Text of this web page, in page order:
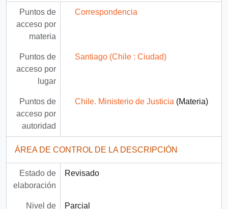
Puntos de
acceso por
materia
Correspondencia
Puntos de
acceso por
lugar
Santiago (Chile : Ciudad)
Puntos de
acceso por
autoridad
Chile. Ministerio de Justicia (Materia)
ÁREA DE CONTROL DE LA DESCRIPCIÓN
Estado de
elaboración
Revisado
Nivel de
Parcial